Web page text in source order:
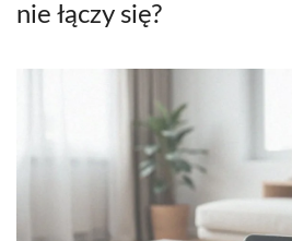
nie łączy się?